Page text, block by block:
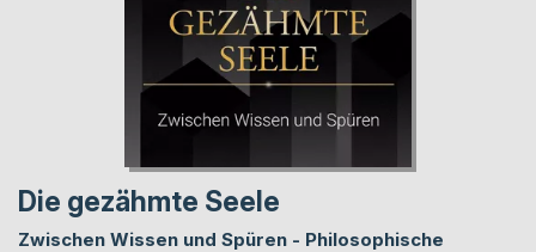
Die gezähmte Seele
Zwischen Wissen und Spüren - Philosophische